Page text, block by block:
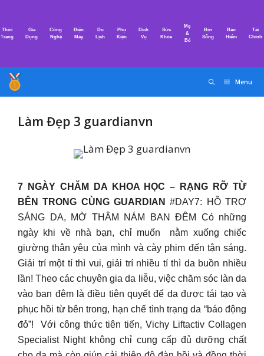
nội
Thời
Trang
Gia
Dụng
Công
Nghệ
Điện
Máy
Du
Lịch
Phụ
Kiện
Dịch
Vụ
Sức
Khỏe
Mẹ
&
Bé
Đời
Sống
Bảo
Hiểm
Tài
Chính
Menu
Làm Đẹp 3 guardianvn
7 NGÀY CHĂM DA KHOA HỌC – RẠNG RỠ TỪ
BÊN TRONG CÙNG GUARDIAN#DAY7: HỖ TRỢ
SÁNG DA, MỜ THÂM NÁM BAN ĐÊM ​Có những
ngày khi về nhà bạn, chỉ muốn nằm xuống chiếc
giường thân yêu của mình và cày phim đến tận sáng.
Giải trí một tí thì vui, giải trí nhiều tí thì da buồn nhiều
lần! Theo các chuyên gia da liễu, việc chăm sóc làn da
vào ban đêm là điều tiên quyết để da được tái tạo và
phục hồi từ bên trong, hạn chế tình trạng da “báo động
đỏ”! ​ Với công thức tiên tiến, Vichy Liftactiv Collagen
Specialist Night không chỉ cung cấp đủ dưỡng chất